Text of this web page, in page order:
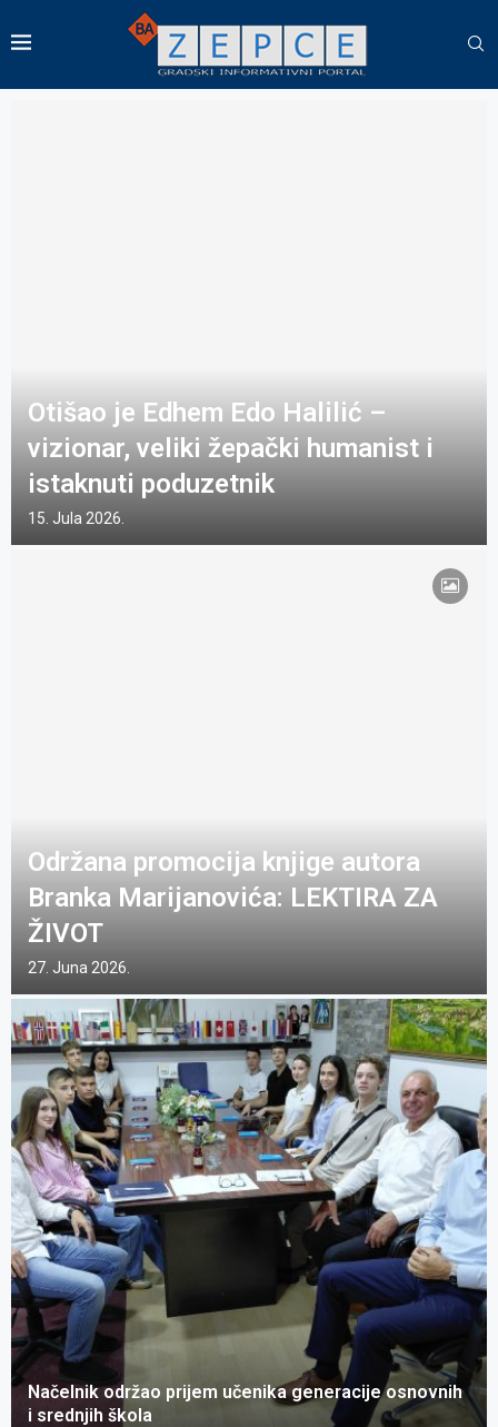
Otišao je Edhem Edo Halilić –
vizionar, veliki žepački humanist i
istaknuti poduzetnik
15. Jula 2026.
Održana promocija knjige autora
Branka Marijanovića: LEKTIRA ZA
ŽIVOT
27. Juna 2026.
Načelnik održao prijem učenika generacije osnovnih
i srednjih škola